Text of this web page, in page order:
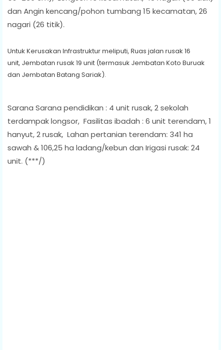
dan Angin kencang/pohon tumbang 15 kecamatan, 26
nagari (26 titik).
Untuk Kerusakan Infrastruktur meliputi, Ruas jalan rusak 16
unit, Jembatan rusak 19 unit (termasuk Jembatan Koto Buruak
dan Jembatan Batang Sariak).
Sarana Sarana pendidikan : 4 unit rusak, 2 sekolah
terdampak longsor, Fasilitas ibadah : 6 unit terendam, 1
hanyut, 2 rusak, Lahan pertanian terendam: 341 ha
sawah & 106,25 ha ladang/kebun dan Irigasi rusak: 24
unit. (***/)